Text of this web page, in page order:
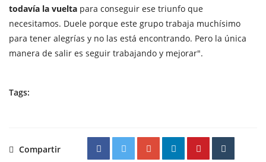
todavía la vuelta para conseguir ese triunfo que
necesitamos. Duele porque este grupo trabaja muchísimo
para tener alegrías y no las está encontrando. Pero la única
manera de salir es seguir trabajando y mejorar".
Tags:
Compartir